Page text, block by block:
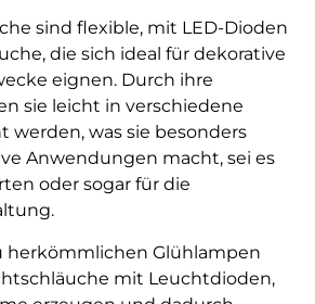
sind flexible, mit LED-Dioden
die sich ideal für dekorative
eignen. Durch ihre
sie leicht in verschiedene
werden, was sie besonders
Anwendungen macht, sei es
oder sogar für die
herkömmlichen Glühlampen
mit Leuchtdioden,